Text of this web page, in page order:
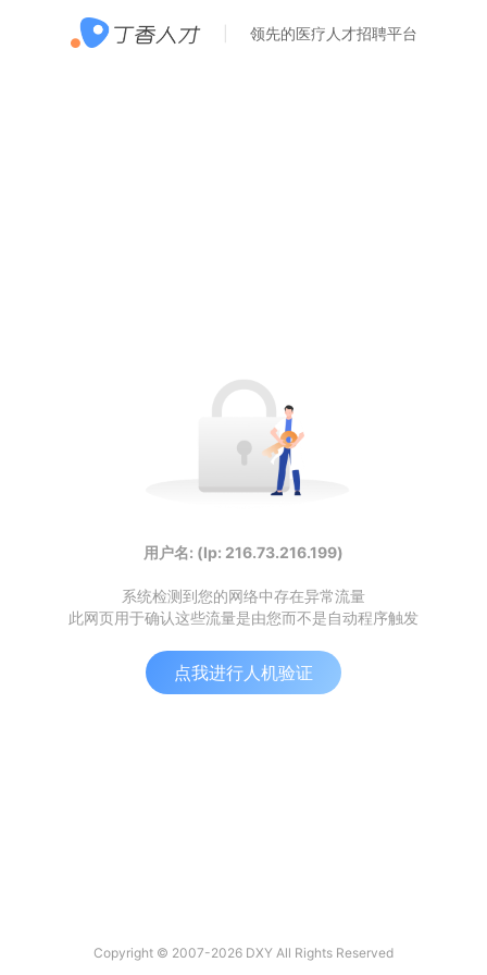
领先的医疗人才招聘平台
用户名: (Ip: 216.73.216.199)
系统检测到您的网络中存在异常流量
此网页用于确认这些流量是由您而不是自动程序触发
点我进行人机验证
Copyright © 2007-2026 DXY All Rights Reserved